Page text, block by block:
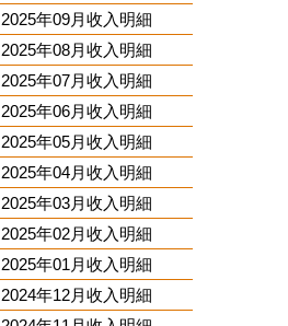
2025年09月收入明細
2025年08月收入明細
2025年07月收入明細
2025年06月收入明細
2025年05月收入明細
2025年04月收入明細
2025年03月收入明細
2025年02月收入明細
2025年01月收入明細
2024年12月收入明細